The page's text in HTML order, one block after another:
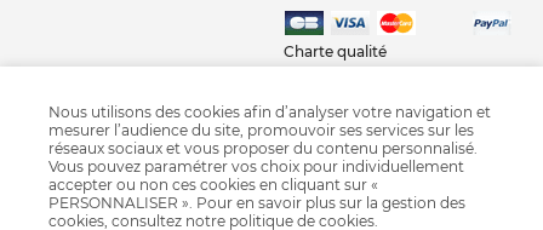
Charte qualité
Courbe de croissance Crash test siège auto
Calendrier chinois
Nous utilisons des cookies afin d’analyser votre navigation et
mesurer l’audience du site, promouvoir ses services sur les
réseaux sociaux et vous proposer du contenu personnalisé.
Vous pouvez paramétrer vos choix pour individuellement
accepter ou non ces cookies en cliquant sur «
PERSONNALISER ». Pour en savoir plus sur la gestion des
cookies, consultez notre politique de cookies.